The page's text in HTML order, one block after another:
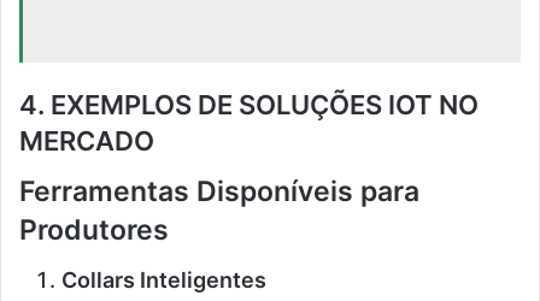
4. EXEMPLOS DE SOLUÇÕES IOT NO
MERCADO
Ferramentas Disponíveis para
Produtores
Collars Inteligentes